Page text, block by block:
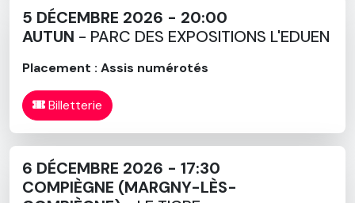
5 DÉCEMBRE 2026 - 20:00
AUTUN - PARC DES EXPOSITIONS L'EDUEN
Placement : Assis numérotés
Billetterie
6 DÉCEMBRE 2026 - 17:30
COMPIÈGNE (MARGNY-LÈS-